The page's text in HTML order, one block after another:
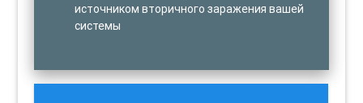
источником вторичного заражения вашей
системы